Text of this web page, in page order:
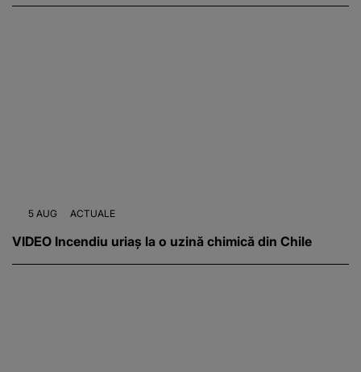
5 AUG ACTUALE
VIDEO Incendiu uriaș la o uzină chimică din Chile